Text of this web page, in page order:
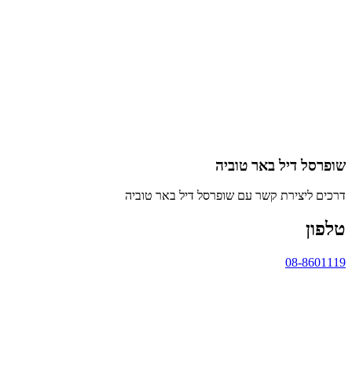
שופרסל דיל באר טוביה
דרכים ליצירת קשר עם שופרסל דיל באר טוביה
טלפון
08-8601119